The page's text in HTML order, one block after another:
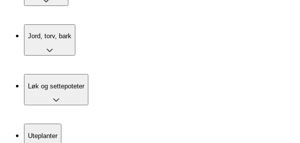
Jord, torv, bark
Løk og settepoteter
Uteplanter